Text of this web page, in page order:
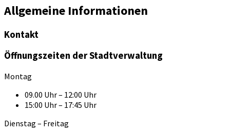
Allgemeine Informationen
Kontakt
Öffnungszeiten der Stadtverwaltung
Montag
09.00 Uhr – 12:00 Uhr
15:00 Uhr – 17:45 Uhr
Dienstag – Freitag